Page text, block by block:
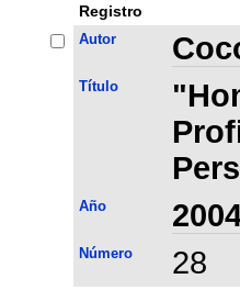
Registro
Autor
Título
Año
Número 28